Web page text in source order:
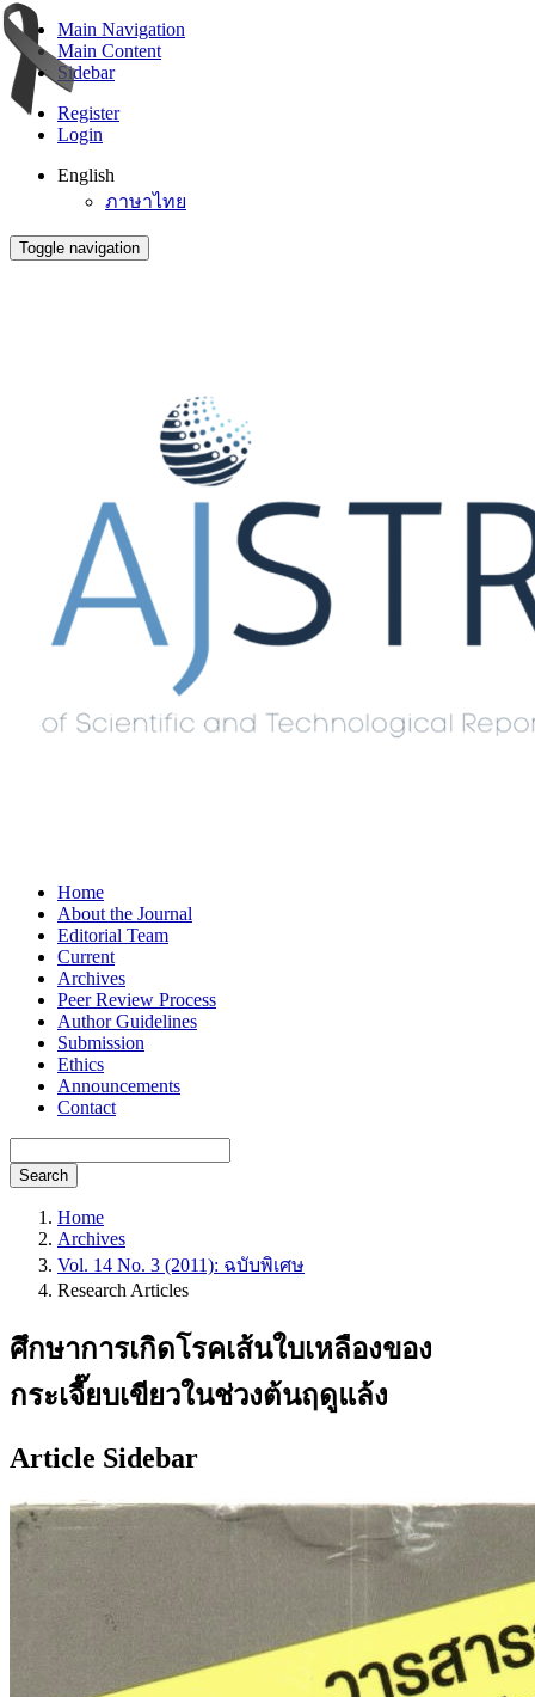
Main Navigation
Main Content
Sidebar
Register
Login
English
ภาษาไทย
Toggle navigation
Home
About the Journal
Editorial Team
Current
Archives
Peer Review Process
Author Guidelines
Submission
Ethics
Announcements
Contact
Search
Home
Archives
Vol. 14 No. 3 (2011): ฉบับพิเศษ
Research Articles
ศึกษาการเกิดโรคเส้นใบเหลืองของ
กระเจี๊ยบเขียวในช่วงต้นฤดูแล้ง
Article Sidebar